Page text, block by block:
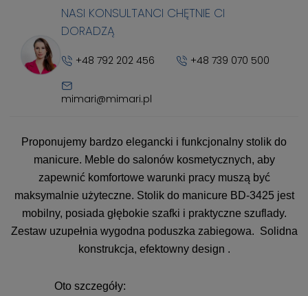
NASI KONSULTANCI CHĘTNIE CI
DORADZĄ
+48 792 202 456 +48 739 070 500
mimari@mimari.pl
Proponujemy bardzo elegancki i funkcjonalny stolik do
manicure. Meble do salonów kosmetycznych, aby
zapewnić komfortowe warunki pracy muszą być
maksymalnie użyteczne. Stolik do manicure BD-3425 jest
mobilny, posiada głębokie szafki i praktyczne szuflady.
Zestaw uzupełnia wygodna poduszka zabiegowa. Solidna
konstrukcja, efektowny design .
Oto szczegóły: